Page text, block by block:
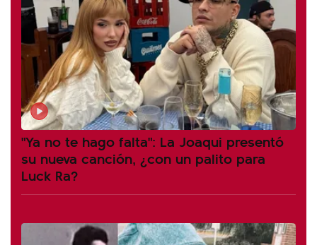
"Ya no te hago falta": La Joaqui presentó
su nueva canción, ¿con un palito para
Luck Ra?